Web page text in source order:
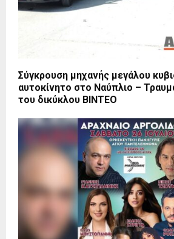
Σύγκρουση μηχανής μεγάλου
αυτοκίνητο στο Ναύπλιο –
του δικύκλου ΒΙΝΤΕΟ